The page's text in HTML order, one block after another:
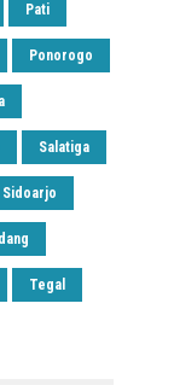
Pati
Ponorogo
Salatiga
Sidoarjo
Tegal